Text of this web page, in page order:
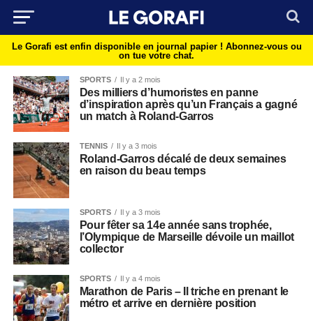
Le Gorafi est enfin disponible en journal papier ! Abonnez-vous ou
on tue votre chat.
SPORTS Il y a 2 mois
Des milliers d’humoristes en panne
d’inspiration après qu’un Français a gagné
un match à Roland-Garros
TENNIS Il y a 3 mois
Roland-Garros décalé de deux semaines
en raison du beau temps
SPORTS Il y a 3 mois
Pour fêter sa 14e année sans trophée,
l’Olympique de Marseille dévoile un maillot
collector
SPORTS Il y a 4 mois
Marathon de Paris – Il triche en prenant le
métro et arrive en dernière position